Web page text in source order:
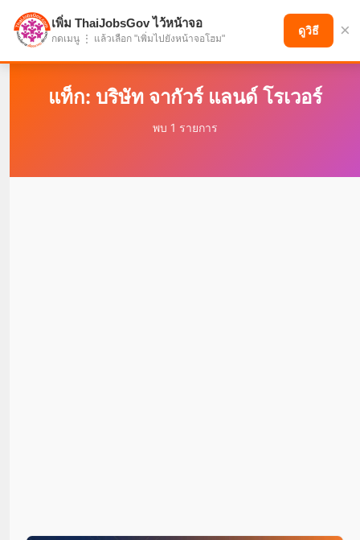
แบ่งปันโอกาส เพื่ออนาคตที่ก้าวหน้า
แท็ก: บริษัท จากัวร์ แลนด์ โรเวอร์
พบ 1 รายการ
เพิ่ม ThaiJobsGov ไว้หน้าจอ
กดเมนู ⋮ แล้วเลือก "เพิ่มไปยังหน้าจอโฮม"
ดูวิธี ×